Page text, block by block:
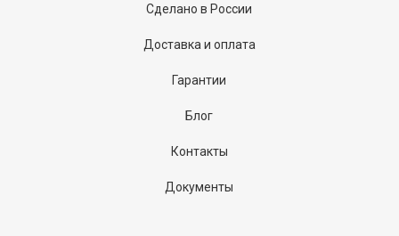
Сделано в России
Доставка и оплата
Гарантии
Блог
Контакты
Документы